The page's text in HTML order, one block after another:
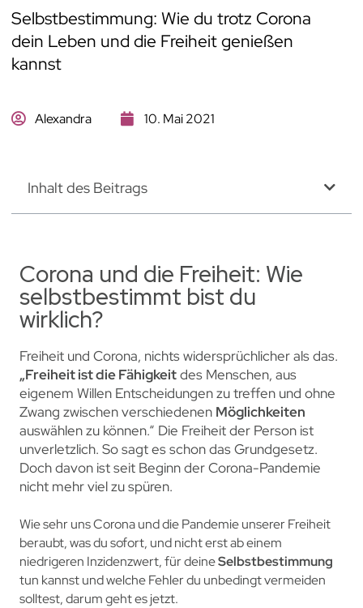
Selbstbestimmung: Wie du trotz Corona
dein Leben und die Freiheit genießen
kannst
Alexandra 10. Mai 2021
Inhalt des Beitrags
Corona und die Freiheit: Wie
selbstbestimmt bist du
wirklich?
Freiheit und Corona, nichts widersprüchlicher als das.
„Freiheit ist die Fähigkeitdes Menschen, aus
eigenem Willen Entscheidungen zu treffen und ohne
Zwang zwischen verschiedenen Möglichkeiten
auswählen zu können.“ Die Freiheit der Person ist
unverletzlich. So sagt es schon das Grundgesetz.
Doch davon ist seit Beginn der Corona-Pandemie
nicht mehr viel zu spüren.
Wie sehr uns Corona und die Pandemie unserer Freiheit
beraubt, was du sofort, und nicht erst ab einem
niedrigeren Inzidenzwert, für deineSelbstbestimmung
tun kannst und welche Fehler du unbedingt vermeiden
solltest, darum geht es jetzt.